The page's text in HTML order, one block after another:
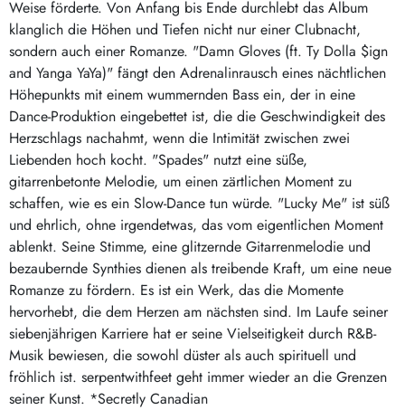
Weise förderte. Von Anfang bis Ende durchlebt das Album
klanglich die Höhen und Tiefen nicht nur einer Clubnacht,
sondern auch einer Romanze. "Damn Gloves (ft. Ty Dolla $ign
and Yanga YaYa)" fängt den Adrenalinrausch eines nächtlichen
Höhepunkts mit einem wummernden Bass ein, der in eine
Dance-Produktion eingebettet ist, die die Geschwindigkeit des
Herzschlags nachahmt, wenn die Intimität zwischen zwei
Liebenden hoch kocht. "Spades" nutzt eine süße,
gitarrenbetonte Melodie, um einen zärtlichen Moment zu
schaffen, wie es ein Slow-Dance tun würde. "Lucky Me" ist süß
und ehrlich, ohne irgendetwas, das vom eigentlichen Moment
ablenkt. Seine Stimme, eine glitzernde Gitarrenmelodie und
bezaubernde Synthies dienen als treibende Kraft, um eine neue
Romanze zu fördern. Es ist ein Werk, das die Momente
hervorhebt, die dem Herzen am nächsten sind. Im Laufe seiner
siebenjährigen Karriere hat er seine Vielseitigkeit durch R&B-
Musik bewiesen, die sowohl düster als auch spirituell und
fröhlich ist. serpentwithfeet geht immer wieder an die Grenzen
seiner Kunst. *Secretly Canadian